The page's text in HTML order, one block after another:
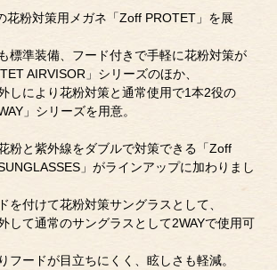
花粉対策用メガネ「Zoff PROTET」を展
標準装備、フード付きで手軽に花粉対策が
AIRVISOR」シリーズのほか、
しにより花粉対策と通常使用で1本2役の
」シリーズを用意。
粉と紫外線をダブルで対策できる「Zoff
」がラインアップに加わりまし
を付けて花粉対策サングラスとして、
して通常のサングラスとして2WAYで使用可
フードが目立ちにくく、眩しさも軽減。